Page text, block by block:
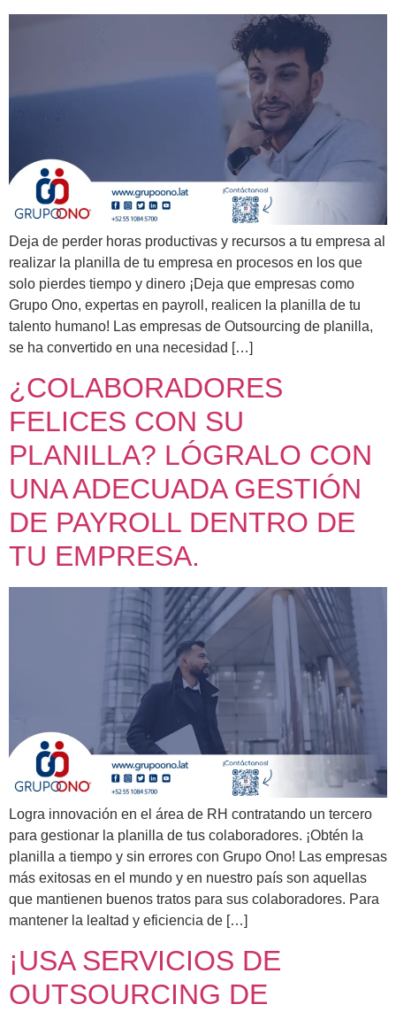
Deja de perder horas productivas y recursos a tu empresa al
realizar la planilla de tu empresa en procesos en los que
solo pierdes tiempo y dinero ¡Deja que empresas como
Grupo Ono, expertas en payroll, realicen la planilla de tu
talento humano! Las empresas de Outsourcing de planilla,
se ha convertido en una necesidad […]
¿COLABORADORES
FELICES CON SU
PLANILLA? LÓGRALO CON
UNA ADECUADA GESTIÓN
DE PAYROLL DENTRO DE
TU EMPRESA.
Logra innovación en el área de RH contratando un tercero
para gestionar la planilla de tus colaboradores. ¡Obtén la
planilla a tiempo y sin errores con Grupo Ono! Las empresas
más exitosas en el mundo y en nuestro país son aquellas
que mantienen buenos tratos para sus colaboradores. Para
mantener la lealtad y eficiencia de […]
¡USA SERVICIOS DE
OUTSOURCING DE